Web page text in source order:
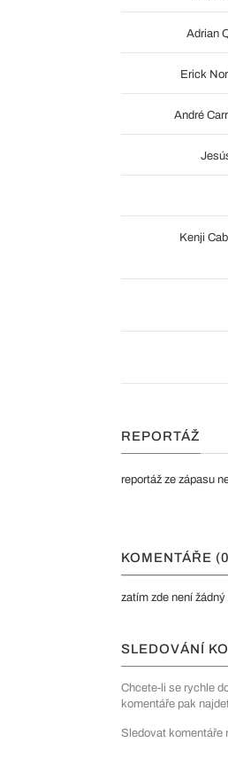
Adrian
Erick
André
Kenji
REPORTÁŽ
reportáž ze zápasu
KOMENTÁŘE
zatím zde není
SLEDOVÁNÍ
Chcete-li se rychle
komentáře pak
Sledovat komentáře